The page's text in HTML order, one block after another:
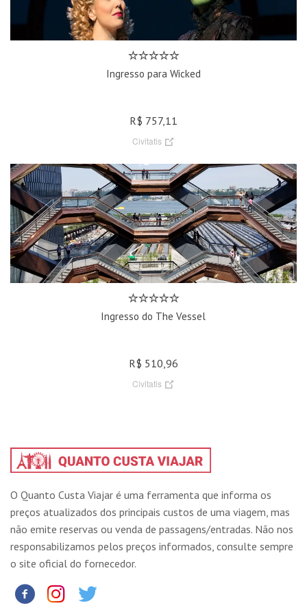
Ingresso para Wicked
R$ 757,11
Civitatis
Ingresso do The Vessel
R$ 510,96
Civitatis
O Quanto Custa Viajar é uma ferramenta que informa os
preços atualizados dos principais custos de uma viagem, mas
não emite reservas ou venda de passagens/entradas. Não nos
responsabilizamos pelos preços informados, consulte sempre
o site oficial do fornecedor.